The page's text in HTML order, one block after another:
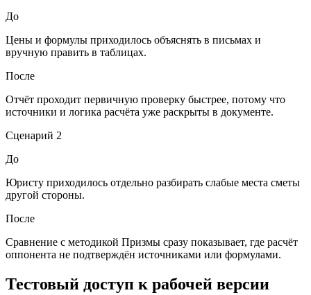
До
Цены и формулы приходилось объяснять в письмах и
вручную править в таблицах.
После
Отчёт проходит первичную проверку быстрее, потому что
источники и логика расчёта уже раскрыты в документе.
Сценарий 2
До
Юристу приходилось отдельно разбирать слабые места сметы
другой стороны.
После
Сравнение с методикой Призмы сразу показывает, где расчёт
оппонента не подтверждён источниками или формулами.
Тестовый доступ к рабочей версии